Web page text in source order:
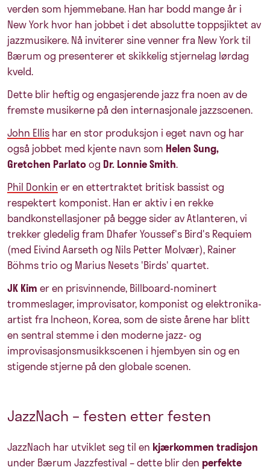
verden som hjemmebane. Han har bodd mange år i
New York hvor han jobbet i det absolutte toppsjiktet av
jazzmusikere. Nå inviterer sine venner fra New York til
Bærum og presenterer et skikkelig stjernelag lørdag
kveld.
Dette blir heftig og engasjerende jazz fra noen av de
fremste musikerne på den internasjonale jazzscenen.
John Ellis har en stor produksjon i eget navn og har
også jobbet med kjente navn som Helen Sung,
Gretchen Parlatoog Dr. Lonnie Smith.
Phil Donkin er en ettertraktet britisk bassist og
respektert komponist. Han er aktiv i en rekke
bandkonstellasjoner på begge sider av Atlanteren, vi
trekker gledelig fram Dhafer Youssef's Bird's Requiem
(med Eivind Aarseth og Nils Petter Molvær), Rainer
Böhms trio og Marius Nesets 'Birds' quartet.
JK Kim er en prisvinnende, Billboard-nominert
trommeslager, improvisator, komponist og elektronika-
artist fra Incheon, Korea, som de siste årene har blitt
en sentral stemme i den moderne jazz- og
improvisasjonsmusikkscenen i hjembyen sin og en
stigende stjerne på den globale scenen.
JazzNach – festen etter festen
JazzNach har utviklet seg til en kjærkommen tradisjon
under Bærum Jazzfestival – dette blir den perfekte